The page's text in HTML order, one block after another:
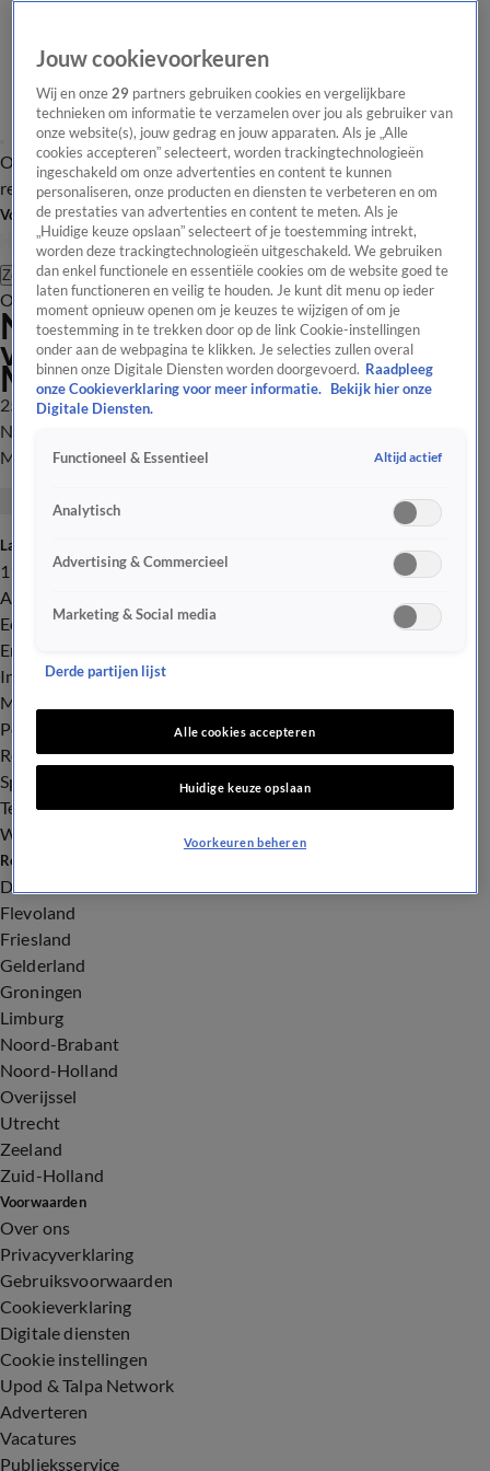
Overzicht Laatste nieuws Regionieuws Het beste van Hart
Tip de
redactie
Volg Hart van Nederland
Zoeken
OverzichtRegioUitzendingenWeerTip de redactiePanelVideo's
Niets is gespaard gebleven bij
vernietigende brand zwembad
Monster
25 juli 2020, 04:24
Niets is gespaard gebleven bij vernietigende brand zwembad
Monster
Laatste nieuws
112
Advies & Tips
Economie
Entertainment
Infrastructuur
Milieu en Gezondheid
Politiek
Royalty
Sport
Tech
Weer
Regionieuws
Drenthe
Flevoland
Friesland
Gelderland
Groningen
Limburg
Noord-Brabant
Noord-Holland
Overijssel
Utrecht
Zeeland
Zuid-Holland
Voorwaarden
Over ons
Privacyverklaring
Gebruiksvoorwaarden
Cookieverklaring
Digitale diensten
Cookie instellingen
Upod & Talpa Network
Adverteren
Vacatures
Publieksservice
Jouw cookievoorkeuren
Wij en onze29 partners gebruiken cookies en vergelijkbare
technieken om informatie te verzamelen over jou als gebruiker van
onze website(s), jouw gedrag en jouw apparaten. Als je „Alle
cookies accepteren” selecteert, worden trackingtechnologieën
ingeschakeld om onze advertenties en content te kunnen
personaliseren, onze producten en diensten te verbeteren en om
de prestaties van advertenties en content te meten. Als je
„Huidige keuze opslaan” selecteert of je toestemming intrekt,
worden deze trackingtechnologieën uitgeschakeld. We gebruiken
dan enkel functionele en essentiële cookies om de website goed te
laten functioneren en veilig te houden. Je kunt dit menu op ieder
moment opnieuw openen om je keuzes te wijzigen of om je
toestemming in te trekken door op de link Cookie-instellingen
onder aan de webpagina te klikken. Je selecties zullen overal
binnen onze Digitale Diensten worden doorgevoerd. Raadpleeg
onze Cookieverklaring voor meer informatie.
Bekijk hier onze
Digitale Diensten.
Functioneel & Essentieel Altijd actief
Analytisch
Advertising & Commercieel
Marketing & Social media
Derde partijen lijst
Alle cookies accepteren
Huidige keuze opslaan
Voorkeuren beheren